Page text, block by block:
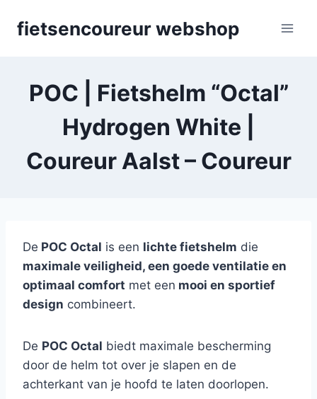
fietsencoureur webshop
POC | Fietshelm “Octal”
Hydrogen White |
Coureur Aalst – Coureur
De POC Octal is een lichte fietshelm die
maximale veiligheid, een goede ventilatie en
optimaal comfort met een mooi en sportief
design combineert.
De POC Octal biedt maximale bescherming
door de helm tot over je slapen en de
achterkant van je hoofd te laten doorlopen.